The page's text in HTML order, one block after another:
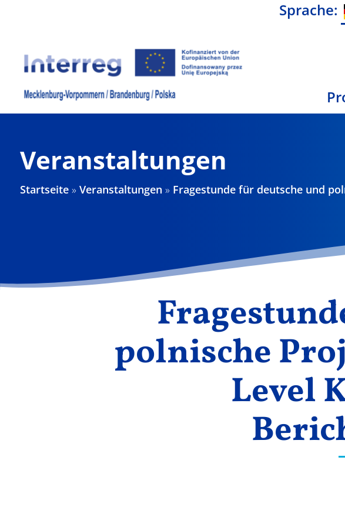
Sprache:
Veranstaltungen
Startseite »Veranstaltungen » Fragestunde für deutsche und
polnische
Level